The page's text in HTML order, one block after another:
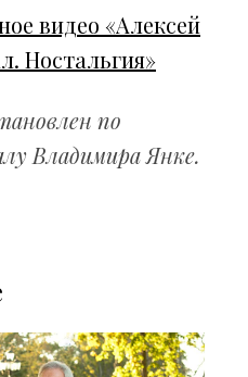
видео «Алексей
Ностальгия»
по
Владимира Янке.